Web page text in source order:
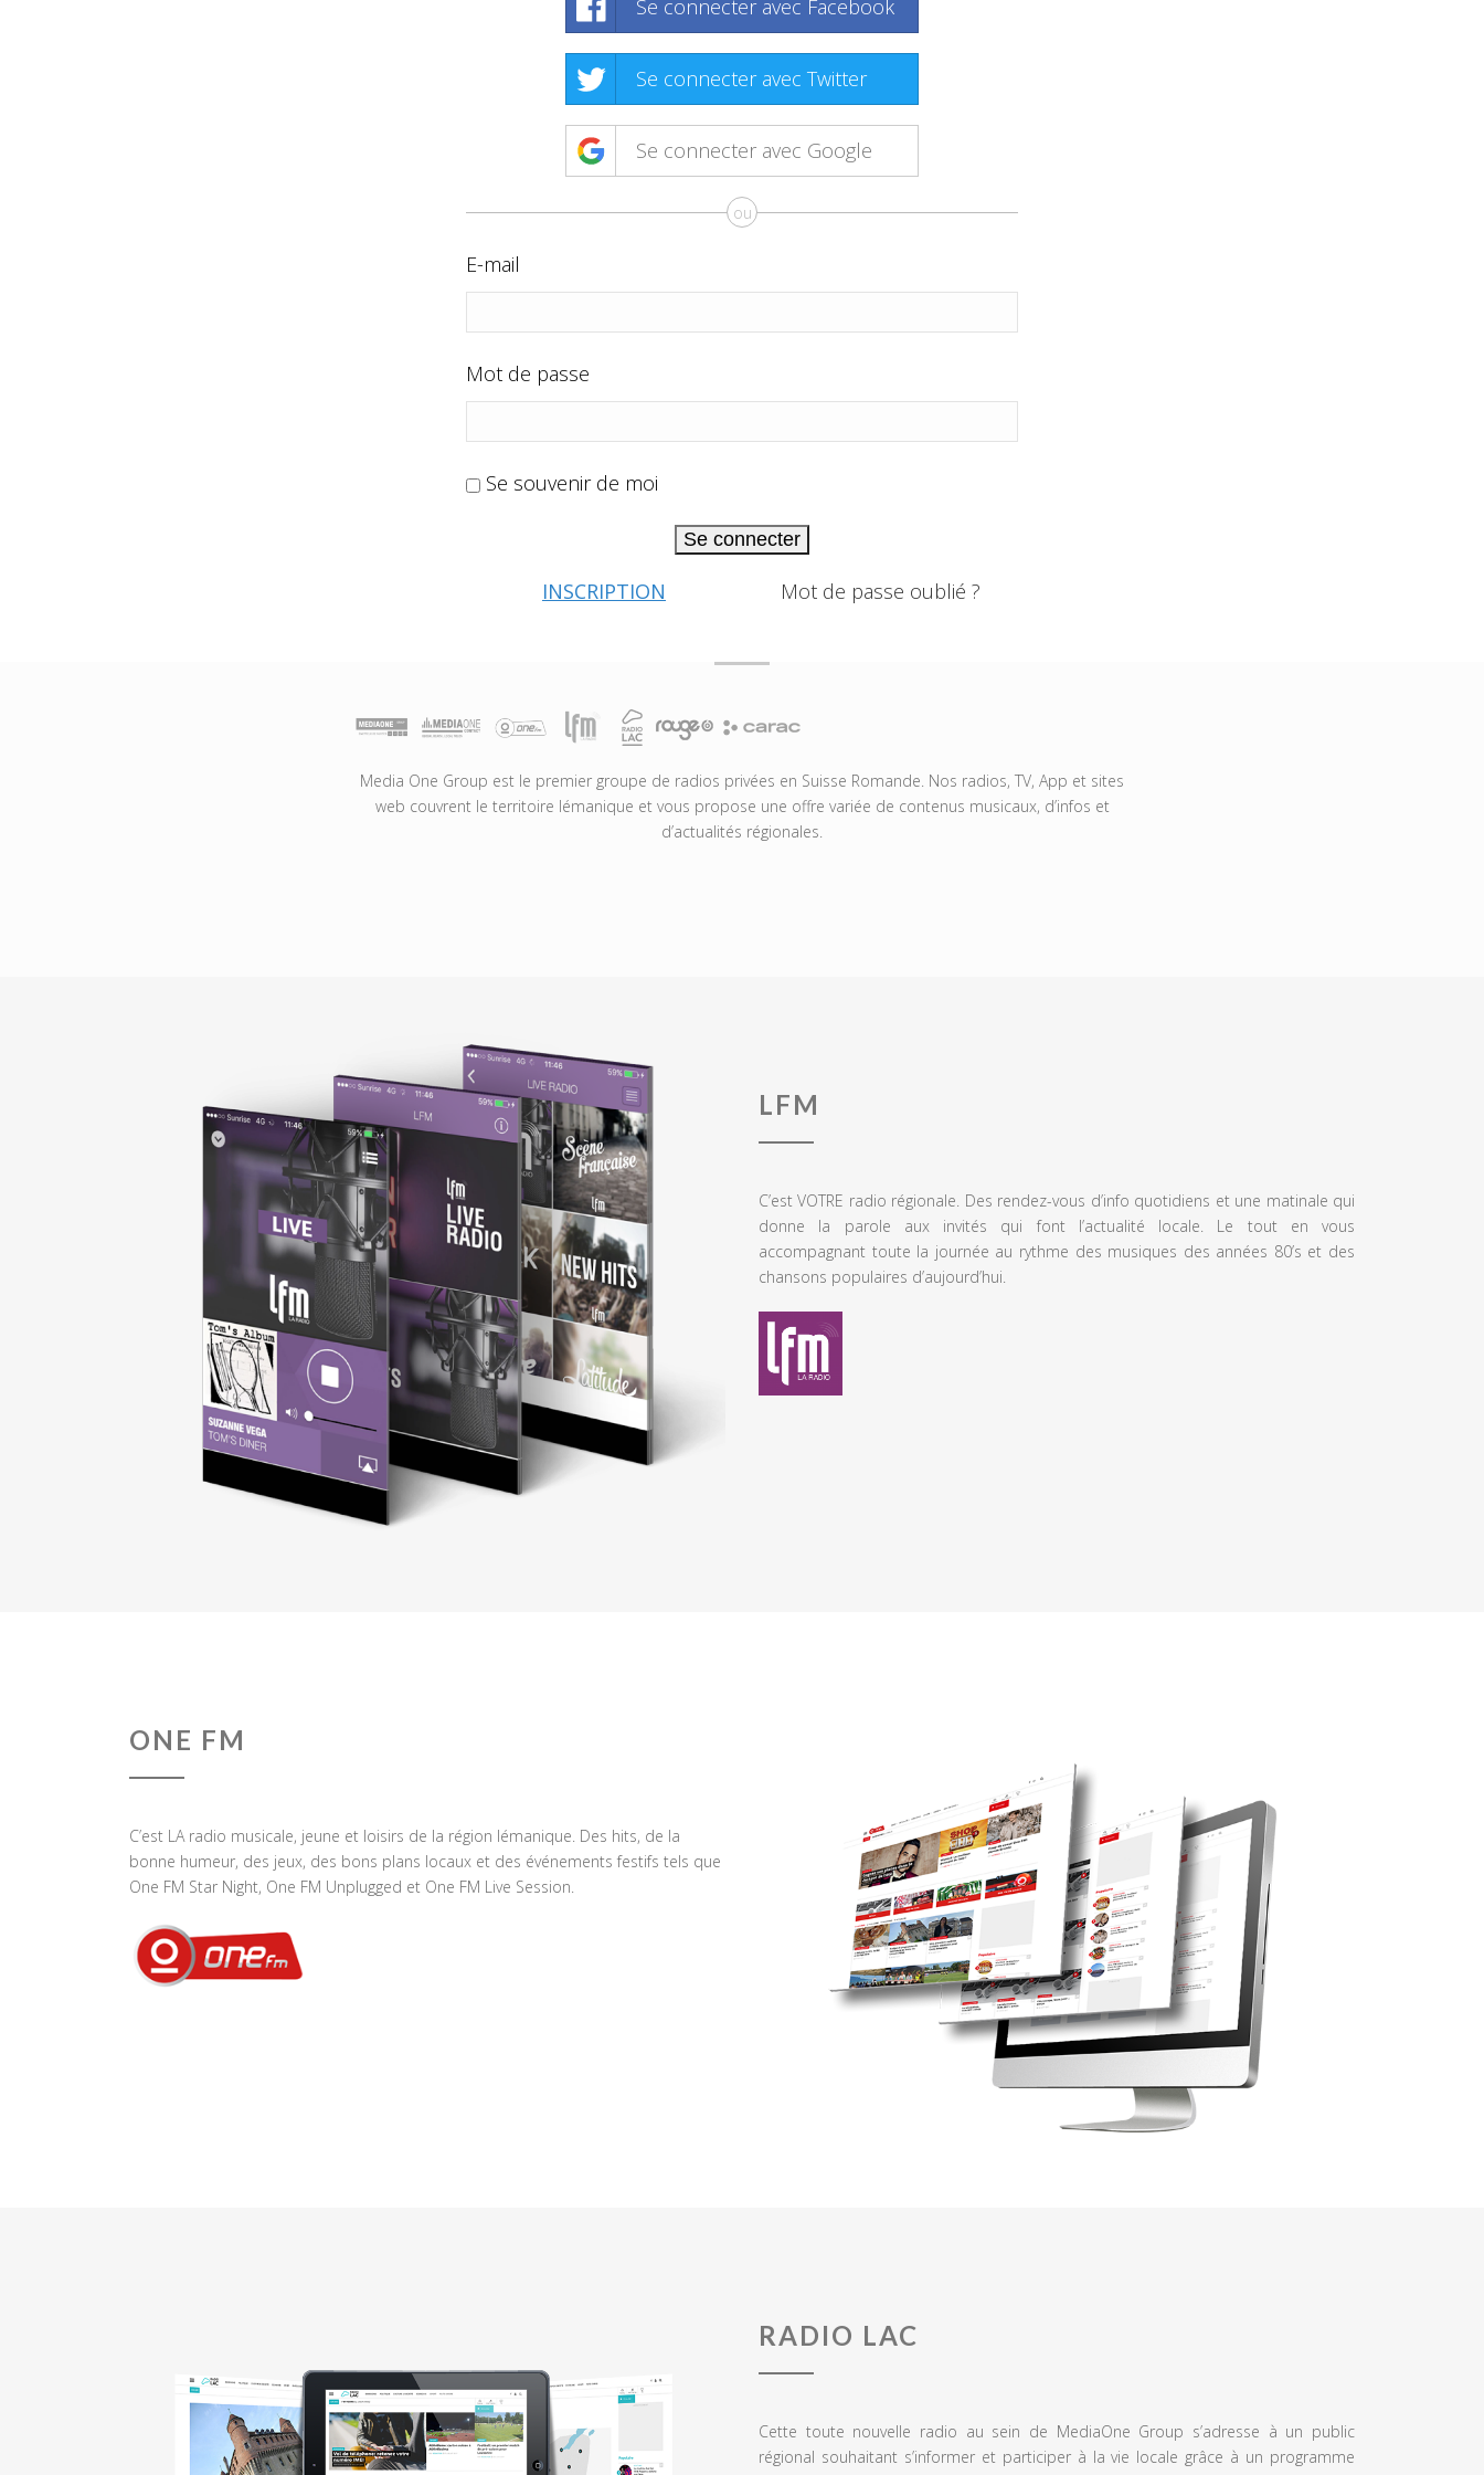
Se connecter avec Facebook
Se connecter avec Twitter
Se connecter avec Google
ou
E-mail
Mot de passe
Se souvenir de moi
Se connecter
INSCRIPTION Mot de passe oublié ?
Media One Group est le premier groupe de radios privées en Suisse Romande. Nos radios, TV, App et sites
web couvrent le territoire lémanique et vous propose une offre variée de contenus musicaux, d’infos et
d’actualités régionales.
LFM
C’est VOTRE radio régionale. Des rendez-vous d’info quotidiens et une matinale qui
donne la parole aux invités qui font l’actualité locale. Le tout en vous
accompagnant toute la journée au rythme des musiques des années 80’s et des
chansons populaires d’aujourd’hui.
ONE FM
C’est LA radio musicale, jeune et loisirs de la région lémanique. Des hits, de la
bonne humeur, des jeux, des bons plans locaux et des événements festifs tels que
One FM Star Night, One FM Unplugged et One FM Live Session.
RADIO LAC
Cette toute nouvelle radio au sein de MediaOne Group s’adresse à un public
régional souhaitant s’informer et participer à la vie locale grâce à un programme